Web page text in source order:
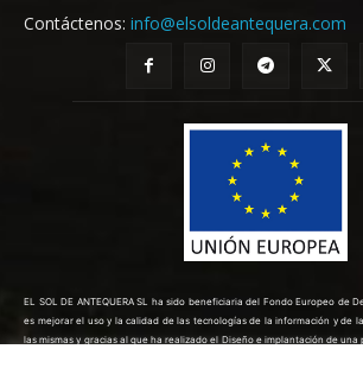
Contáctenos: info@elsoldeantequera.com
EL SOL DE ANTEQUERA SL ha sido beneficiaria del Fondo Europeo de
es mejorar el uso y la calidad de las tecnologías de la información y de
las mismas y gracias al que ha realizado el Diseño e implantación de